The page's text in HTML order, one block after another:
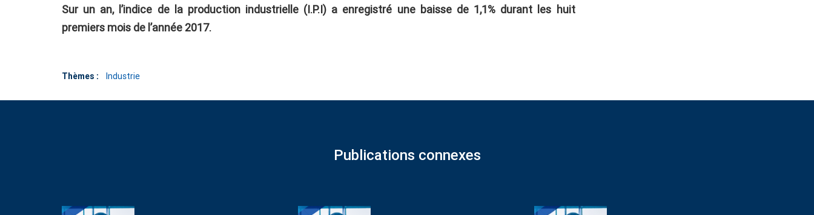
Sur un an,l’indice de la production industrielle (I.P.I) a enregistré une baisse de 1,1% durant les huit
premiers mois de l’année 2017.
Thèmes : Industrie
Publications connexes